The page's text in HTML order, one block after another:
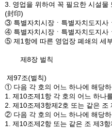
3. 영업을 위하여 꼭 필요한 시설
(封印)
③ 특별자치시장ㆍ특별자치도지사
④ 특별자치시장ㆍ특별자치도지사
⑤ 제1항에 따른 영업장 폐쇄의 세
제8장 벌칙
제97조(벌칙)
① 다음 각 호의 어느 하나에 해당
1. 제10조제1항 각 호의 어느 하나
2. 제10조제3항제2호 또는 같은 조
② 다음 각 호의 어느 하나에 해당
1. 제10조제2항 또는 같은 조 제3